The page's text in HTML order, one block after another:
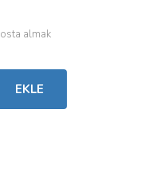
almak
EKLE